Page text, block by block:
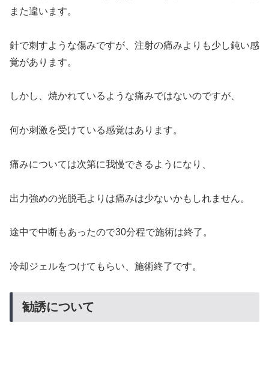
また違います。
針で刺すような傷みですが、注射の痛みよりも少し鈍い感
覚があります。
しかし、焼かれているような痛みではないのですが、
何か刺激を受けている感覚はあります。
痛みについては次第に我慢できるようになり、
出力強めの光脱毛よりは痛みは少ないかもしれません。
途中で中断もあったので30分程で施術は終了。
冷却ジェルをつけてもらい、施術終了です。
勧誘について